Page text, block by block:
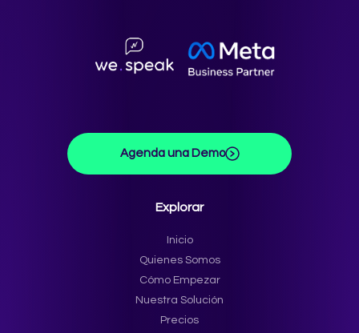
Agenda una Demo
Explorar
Inicio
Quienes Somos
Cómo Empezar
Nuestra Solución
Precios